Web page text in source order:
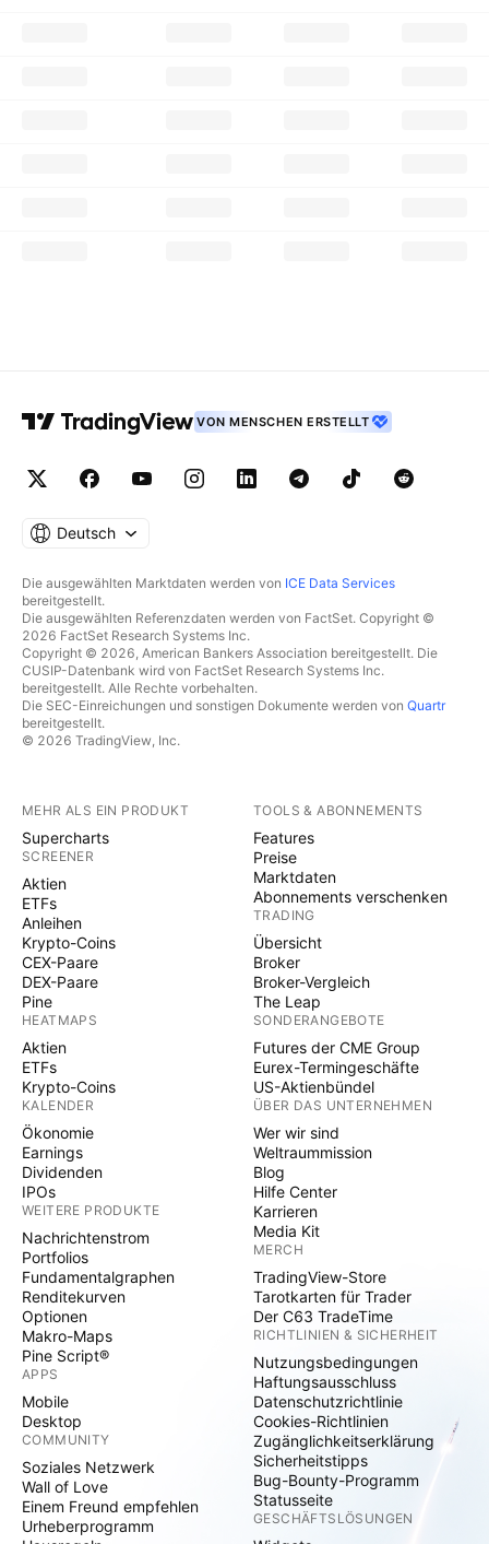
VON MENSCHEN ERSTELLT
Deutsch
Die ausgewählten Marktdaten werden von ICE Data Services
bereitgestellt.
Die ausgewählten Referenzdaten werden von FactSet. Copyright ©
2026 FactSet Research Systems Inc.
Copyright © 2026, American Bankers Association bereitgestellt. Die
CUSIP-Datenbank wird von FactSet Research Systems Inc.
bereitgestellt. Alle Rechte vorbehalten.
Die SEC-Einreichungen und sonstigen Dokumente werden von Quartr
bereitgestellt.
© 2026 TradingView, Inc.
MEHR ALS EIN PRODUKT
Supercharts
SCREENER
Aktien
ETFs
Anleihen
Krypto-Coins
CEX-Paare
DEX-Paare
Pine
HEATMAPS
Aktien
ETFs
Krypto-Coins
KALENDER
Ökonomie
Earnings
Dividenden
IPOs
WEITERE PRODUKTE
Nachrichtenstrom
Portfolios
Fundamentalgraphen
Renditekurven
Optionen
Makro-Maps
Pine Script®
APPS
Mobile
Desktop
COMMUNITY
Soziales Netzwerk
Wall of Love
Einem Freund empfehlen
Urheberprogramm
TOOLS & ABONNEMENTS
Features
Preise
Marktdaten
Abonnements verschenken
TRADING
Übersicht
Broker
Broker-Vergleich
The Leap
SONDERANGEBOTE
Futures der CME Group
Eurex-Termingeschäfte
US-Aktienbündel
ÜBER DAS UNTERNEHMEN
Wer wir sind
Weltraummission
Blog
Hilfe Center
Karrieren
Media Kit
MERCH
TradingView-Store
Tarotkarten für Trader
Der C63 TradeTime
RICHTLINIEN & SICHERHEIT
Nutzungsbedingungen
Haftungsausschluss
Datenschutzrichtlinie
Cookies-Richtlinien
Zugänglichkeitserklärung
Sicherheitstipps
Bug-Bounty-Programm
Statusseite
GESCHÄFTSLÖSUNGEN